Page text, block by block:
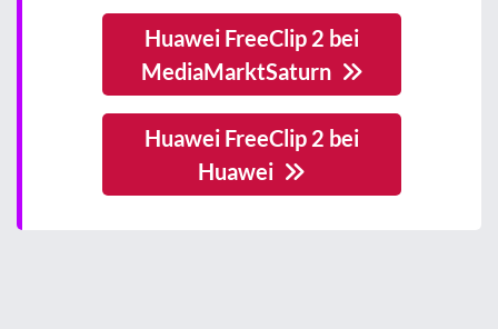
Huawei FreeClip 2 bei
MediaMarktSaturn
Huawei FreeClip 2 bei
Huawei